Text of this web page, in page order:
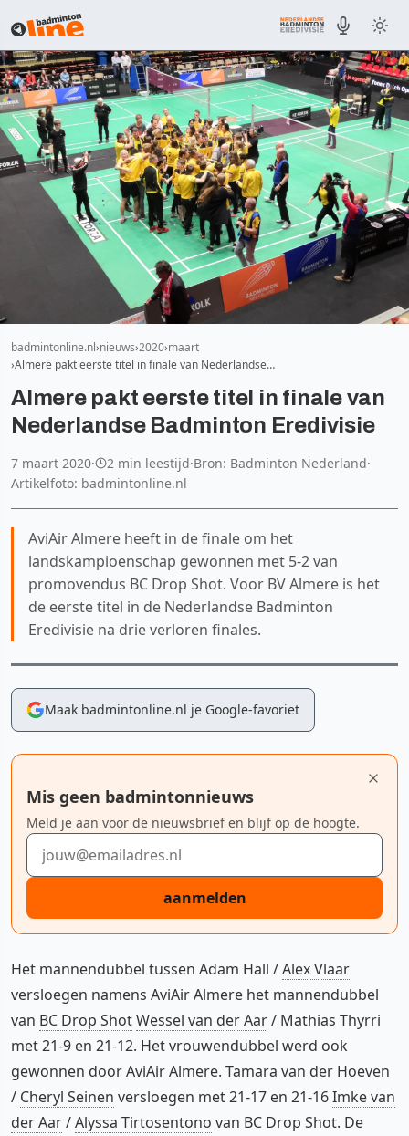
badmintonline.nl nieuws 2020 maart
Almere pakt eerste titel in finale van Nederlandse…
Almere pakt eerste titel in finale van
Nederlandse Badminton Eredivisie
7 maart 2020· 2 min leestijd·Bron: Badminton Nederland·
Artikelfoto: badmintonline.nl
AviAir Almere heeft in de finale om het
landskampioenschap gewonnen met 5-2 van
promovendus BC Drop Shot. Voor BV Almere is het
de eerste titel in de Nederlandse Badminton
Eredivisie na drie verloren finales.
Maak badmintonline.nl je Google-favoriet
Mis geen badmintonnieuws
Meld je aan voor de nieuwsbrief en blijf op de hoogte.
E-mailadres
aanmelden
Het mannendubbel tussen Adam Hall /Alex Vlaar
versloegen namens AviAir Almere het mannendubbel
van BC Drop ShotWessel van der Aar/ Mathias Thyrri
met 21-9 en 21-12. Het vrouwendubbel werd ook
gewonnen door AviAir Almere. Tamara van der Hoeven
/ Cheryl Seinen versloegen met 21-17 en 21-16Imke van
der Aar/Alyssa Tirtosentono van BC Drop Shot. De